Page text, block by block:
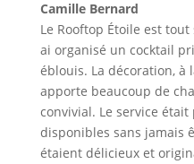
Camille Bernard
Le Rooftop Étoile est
ai organisé un cocktail
éblouis. La décoration, à
apporte beaucoup de
convivial. Le service
disponibles sans jamais
étaient délicieux et